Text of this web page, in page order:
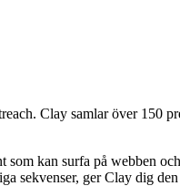
Clay samlar över 150
kan surfa på webben
sekvenser, ger Clay dig